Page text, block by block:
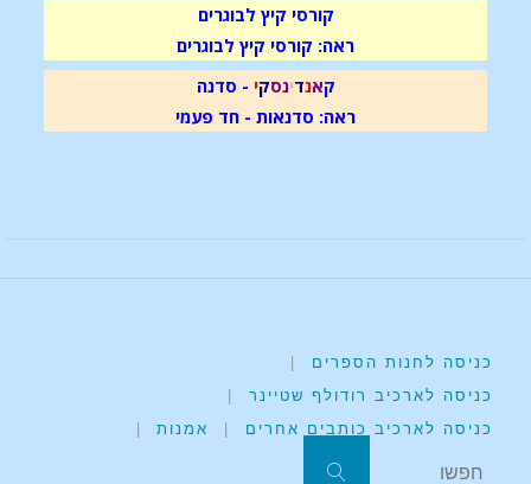
קורסי קיץ לבוגרים
ראה: קורסי קיץ לבוגרים
קאנדינסקי - סדנה
ראה: סדנאות - חד פעמי
כניסה לחנות הספרים
|
כניסה לארכיב רודולף שטיינר
|
כניסה לארכיב כותבים אחרים
| אמנות |